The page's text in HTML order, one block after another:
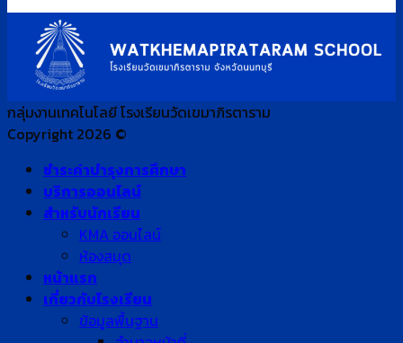
กลุ่มงานเทคโนโลยี โรงเรียนวัดเขมาภิรตาราม
Copyright 2026 ©
ชำระค่าบำรุงการศึกษา
บริการออนไลน์
สำหรับนักเรียน
KMA ออนไลน์
ห้องสมุด
หน้าแรก
เกี่ยวกับโรงเรียน
ข้อมูลพื้นฐาน